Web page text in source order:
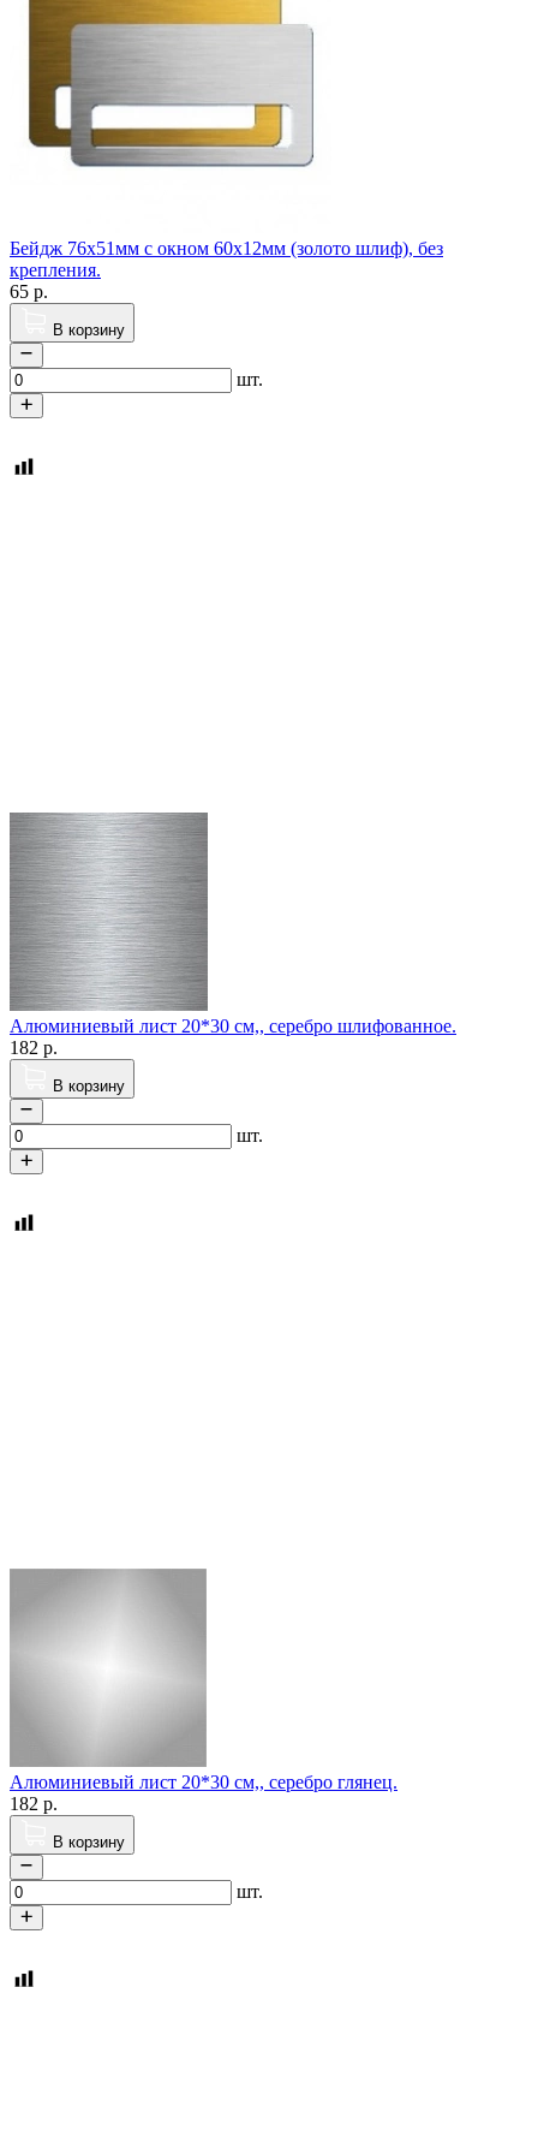
Бейдж 76х51мм с окном 60х12мм (золото шлиф), без
крепления.
65 р.
В корзину
шт.
Алюминиевый лист 20*30 см,, серебро шлифованное.
182 р.
В корзину
шт.
Алюминиевый лист 20*30 см,, серебро глянец.
182 р.
В корзину
шт.